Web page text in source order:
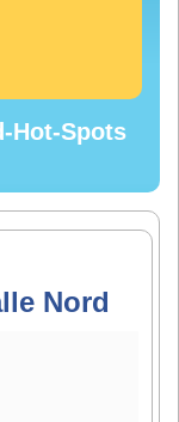
Hot-Spots
Nord